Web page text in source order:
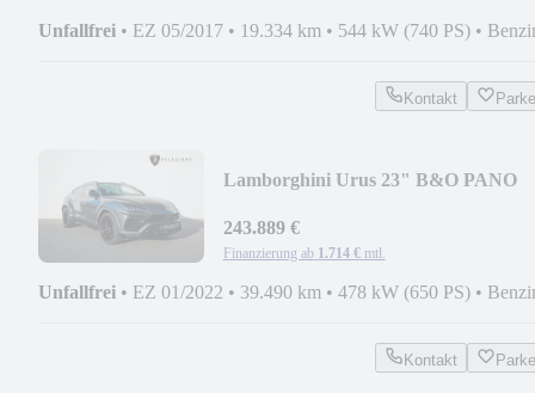
Unfallfrei • EZ 05/2017 • 19.334 km • 544 kW (740 PS) •
Kontakt
Lamborghini Urus 23" B&O PANO
CA
243.889 €
Finanzierung ab 1.714 € mtl.
Unfallfrei • EZ 01/2022 • 39.490 km • 478 kW (650 PS) •
Kontakt